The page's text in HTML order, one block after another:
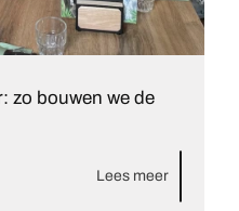
zo bouwen we de
Lees meer